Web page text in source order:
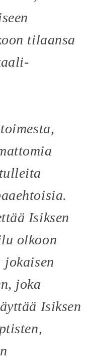
tilaansa
Isiksen
olkoon
jokaisen
joka
Isiksen